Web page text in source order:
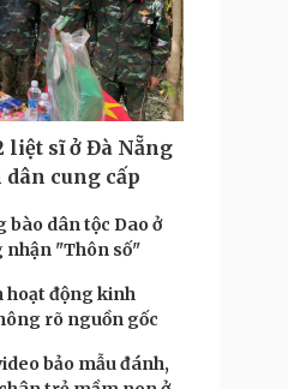
liệt sĩ ở Đà Nẵng
cung cấp
bào dân tộc Dao ở
nhận "Thôn số"
hoạt động kinh
rõ nguồn gốc
bảo mẫu đánh,